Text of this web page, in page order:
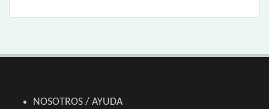
NOSOTROS / AYUDA